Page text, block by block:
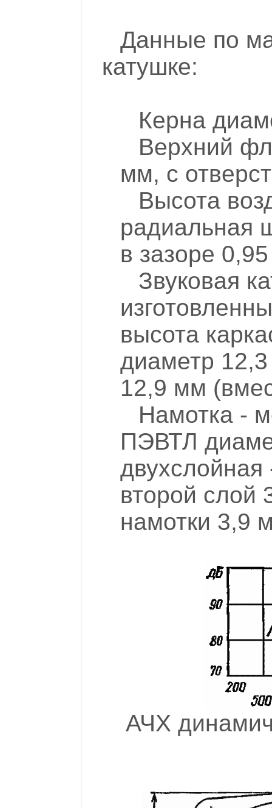
Данные по
катушке:
Керна
Верхний
мм, с
Высота
радиальная
в зазоре
Звуковая
высота
диаметр
12,9 мм
Намотка -
ПЭВТЛ
второй слой
намотки 3,9
АЧХ